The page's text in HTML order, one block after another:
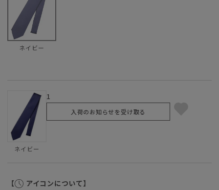
ネイビー
ネイビー
1
入荷のお知らせを受け取る
【 アイコンについて】